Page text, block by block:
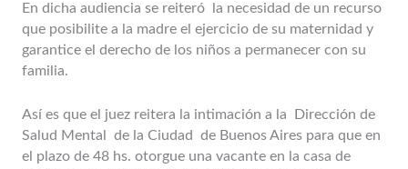
En dicha audiencia se reiteró la necesidad de un recurso
que posibilite a la madre el ejercicio de su maternidad y
garantice el derecho de los niños a permanecer con su
familia.
Así es que el juez reitera la intimación a la Dirección de
Salud Mental de la Ciudad de Buenos Aires para que en
el plazo de 48 hs. otorgue una vacante en la casa de